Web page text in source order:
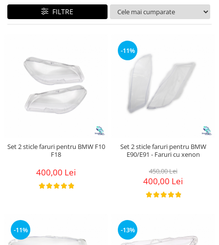
Mazda
Mitshubishi
Nissan
Peugeot
Saab
Suzuki
Butoane
Display-uri
Antene
Piese exterior
Accesorii
Senzori parcare dedicati
Capace oglinzi
Tuning auto
Dopuri anulare clapete admisie
Garnituri galerie admisie BMW
FILTRE
Set 2 sticle faruri pentru BMW F10
F18
400,00 Lei
-11%
Set 2 sticle faruri pentru BMW
E90/E91 - Faruri cu xenon
450,00 Lei
400,00 Lei
-11% -13%